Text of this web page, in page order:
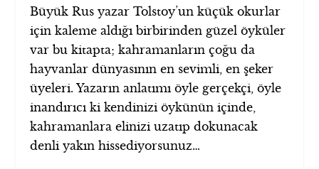
Büyük Rus yazar Tolstoy’un küçük okurlar
için kaleme aldığı birbirinden güzel öyküler
var bu kitapta; kahramanların çoğu da
hayvanlar dünyasının en sevimli, en şeker
üyeleri. Yazarın anlatımı öyle gerçekçi, öyle
inandırıcı ki kendinizi öykünün içinde,
kahramanlara elinizi uzatıp dokunacak
denli yakın hissediyorsunuz…